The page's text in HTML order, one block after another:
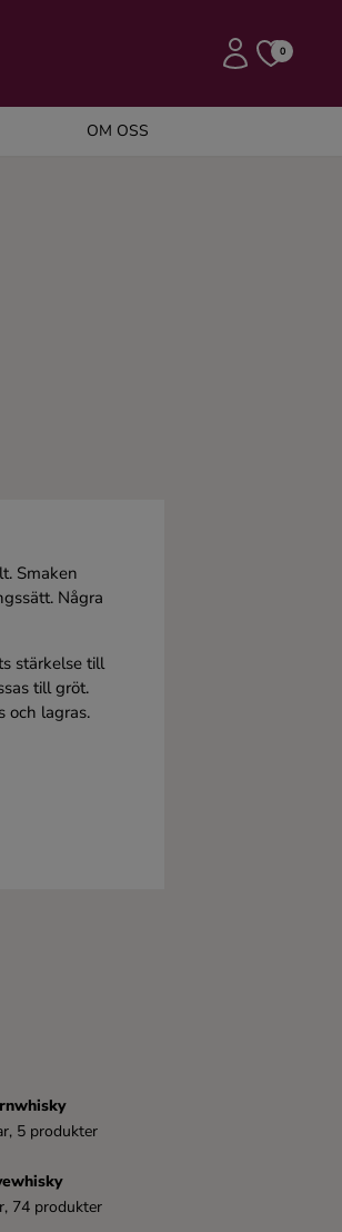
0
OM OSS
Smaken
Några
stärkelse till
till gröt.
och lagras.
5 produkter
74 produkter